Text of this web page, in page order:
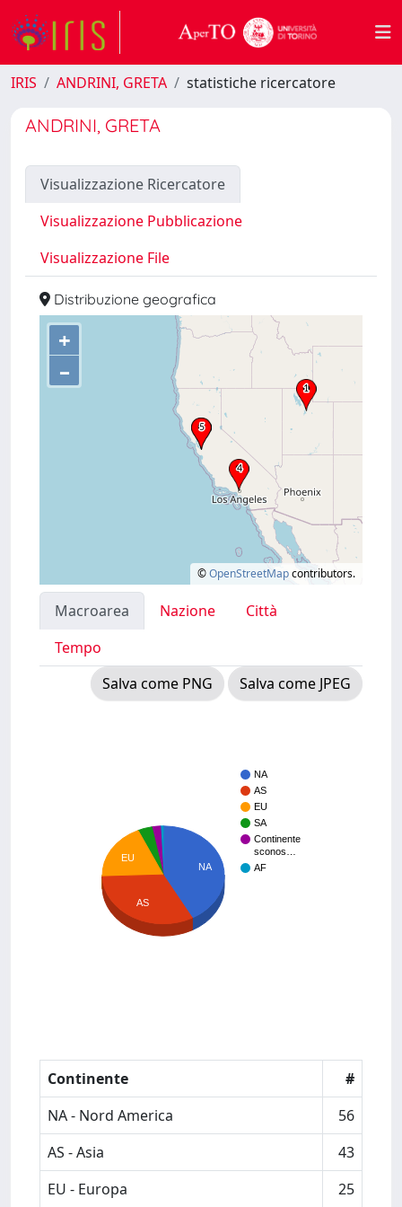
IRIS ANDRINI, GRETA statistiche ricercatore
ANDRINI, GRETA
Visualizzazione Ricercatore
Visualizzazione Pubblicazione
Visualizzazione File
Distribuzione geografica
+
–
©OpenStreetMapcontributors.
Macroarea Nazione
Città
Tempo
Salva come PNG
Salva come JPEG
NA
AS
EU
SA
Continente
sconos…
AF
NA
EU
AS
Continente
#
NA - Nord America
56
AS - Asia
43
EU - Europa
25